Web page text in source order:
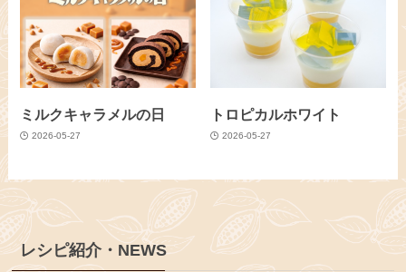
ミルクキャラメルの日
2026-05-27
トロピカルホワイト
2026-05-27
レシピ紹介・NEWS